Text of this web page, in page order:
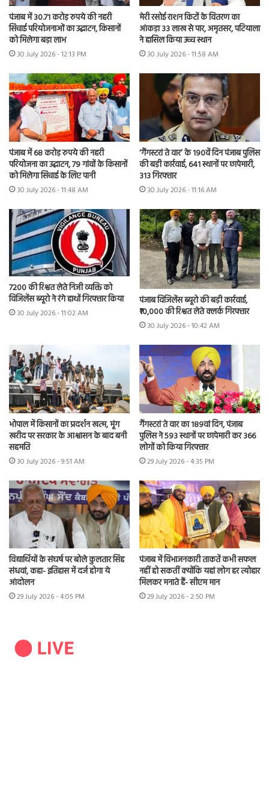
पंजाब में 30.71 करोड़ रुपये की नहरी
सिंचाई परियोजनाओं का उद्घाटन, किसानों
को मिलेगा बड़ा लाभ
30 July 2026 - 12:13 PM
मेरी रसोई राशन किटों के वितरण का
आंकड़ा 33 लाख से पार, अमृतसर, पटियाला
ने हासिल किया उच्च स्थान
30 July 2026 - 11:58 AM
पंजाब में 68 करोड़ रुपये की नहरी
परियोजना का उद्घाटन, 79 गांवों के किसानों
को मिलेगा सिंचाई के लिए पानी
30 July 2026 - 11:48 AM
‘गैंगस्टरां ते वार’ के 190वें दिन पंजाब पुलिस
की बड़ी कार्रवाई, 641 स्थानों पर छापेमारी,
313 गिरफ्तार
30 July 2026 - 11:16 AM
7200 की रिश्वत लेते निजी व्यक्ति को
विजिलेंस ब्यूरो ने रंगे हाथों गिरफ्तार किया
30 July 2026 - 11:02 AM
पंजाब विजिलेंस ब्यूरो की बड़ी कार्रवाई,
₹10,000 की रिश्वत लेते क्लर्क गिरफ्तार
30 July 2026 - 10:42 AM
भोपाल में किसानों का प्रदर्शन खत्म, मूंग
खरीद पर सरकार के आश्वासन के बाद बनी
सहमति
30 July 2026 - 9:51 AM
गैंगस्टरां ते वार का 189वां दिन, पंजाब
पुलिस ने 593 स्थानों पर छापेमारी कर 366
लोगों को किया गिरफ्तार
29 July 2026 - 4:35 PM
विद्यार्थियों के संघर्ष पर बोले कुलतार सिंह
संधवां, कहा- इतिहास में दर्ज होगा ये
आंदोलन
29 July 2026 - 4:05 PM
पंजाब में विभाजनकारी ताकतें कभी सफल
नहीं हो सकतीं क्योंकि यहां लोग हर त्योहार
मिलकर मनाते हैं- सीएम मान
29 July 2026 - 2:50 PM